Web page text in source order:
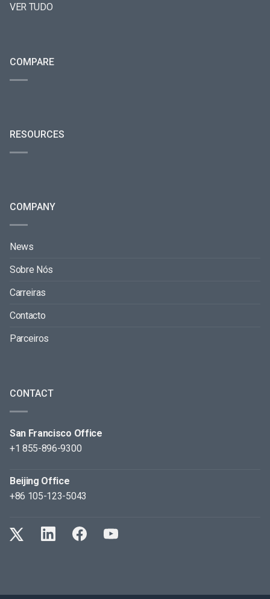
VER TUDO
COMPARE
RESOURCES
COMPANY
News
Sobre Nós
Carreiras
Contacto
Parceiros
CONTACT
San Francisco Office
+1 855-896-9300
Beijing Office
+86 105-123-5043